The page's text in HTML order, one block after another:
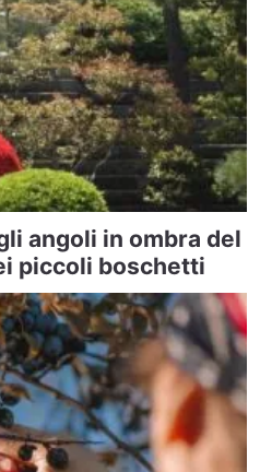
angoli in ombra del
piccoli boschetti